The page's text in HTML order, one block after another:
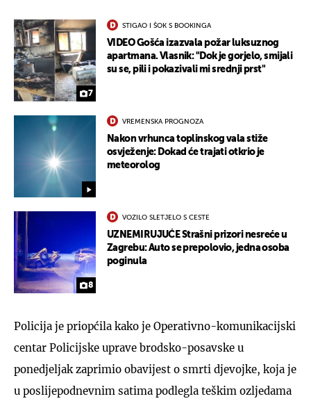
7
STIGAO I ŠOK S BOOKINGA
VIDEO Gošća izazvala požar luksuznog
apartmana. Vlasnik: "Dok je gorjelo, smijali
su se, pili i pokazivali mi srednji prst"
VREMENSKA PROGNOZA
Nakon vrhunca toplinskog vala stiže
osvježenje: Dokad će trajati otkrio je
meteorolog
8
VOZILO SLETJELO S CESTE
UZNEMIRUJUĆE Strašni prizori nesreće u
Zagrebu: Auto se prepolovio, jedna osoba
poginula
Policija je priopćila kako je Operativno-komunikacijski
centar Policijske uprave brodsko-posavske u
ponedjeljak zaprimio obavijest o smrti djevojke, koja je
u poslijepodnevnim satima podlegla teškim ozljedama